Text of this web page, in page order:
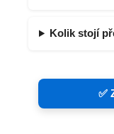
Kolik stojí
✅